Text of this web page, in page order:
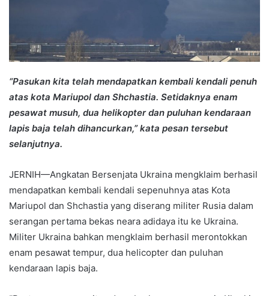
“Pasukan kita telah mendapatkan kembali kendali penuh
atas kota Mariupol dan Shchastia. Setidaknya enam
pesawat musuh, dua helikopter dan puluhan kendaraan
lapis baja telah dihancurkan,” kata pesan tersebut
selanjutnya.
JERNIH—Angkatan Bersenjata Ukraina mengklaim berhasil
mendapatkan kembali kendali sepenuhnya atas Kota
Mariupol dan Shchastia yang diserang militer Rusia dalam
serangan pertama bekas neara adidaya itu ke Ukraina.
Militer Ukraina bahkan mengklaim berhasil merontokkan
enam pesawat tempur, dua helicopter dan puluhan
kendaraan lapis baja.